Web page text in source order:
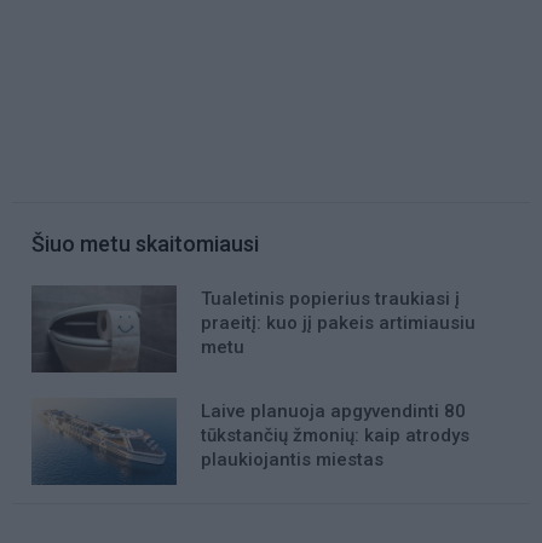
Šiuo metu skaitomiausi
Tualetinis popierius traukiasi į
praeitį: kuo jį pakeis artimiausiu
metu
Laive planuoja apgyvendinti 80
tūkstančių žmonių: kaip atrodys
plaukiojantis miestas